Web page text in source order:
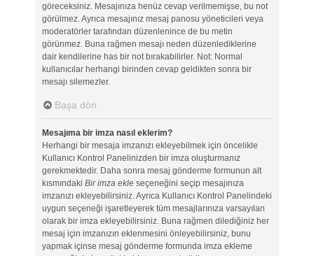
göreceksiniz. Mesajınıza henüz cevap verilmemişse, bu not
görülmez. Ayrıca mesajınız mesaj panosu yöneticileri veya
moderatörler tarafından düzenlenince de bu metin
görünmez. Buna rağmen mesajı neden düzenlediklerine
dair kendilerine has bir not bırakabilirler. Not: Normal
kullanıcılar herhangi birinden cevap geldikten sonra bir
mesajı silemezler.
Başa dön
Mesajıma bir imza nasıl eklerim?
Herhangi bir mesaja imzanızı ekleyebilmek için öncelikle
Kullanıcı Kontrol Panelinizden bir imza oluşturmanız
gerekmektedir. Daha sonra mesaj gönderme formunun alt
kısmındaki Bir imza ekleseçeneğini seçip mesajınıza
imzanızı ekleyebilirsiniz. Ayrıca Kullanıcı Kontrol Panelindeki
uygun seçeneği işaretleyerek tüm mesajlarınıza varsayılan
olarak bir imza ekleyebilirsiniz. Buna rağmen dilediğiniz her
mesaj için imzanızın eklenmesini önleyebilirsiniz, bunu
yapmak içinse mesaj gönderme formunda imza ekleme